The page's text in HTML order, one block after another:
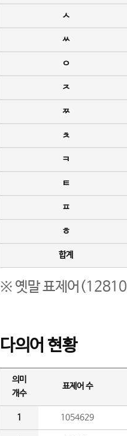
ㅅ
ㅆ
ㅇ
ㅈ
ㅉ
ㅊ
ㅋ
ㅌ
ㅍ
ㅎ
합계
※ 옛말 표제어(12810
다의어 현황
의미
개수
표제어 수
1 1054629